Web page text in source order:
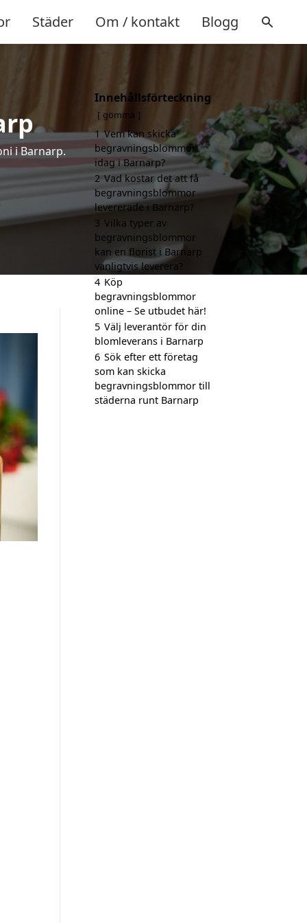
Städer Om / kontakt Blogg
i Barnarp.
Innehållsförteckning
gömma
1 Vem kan skicka
begravningsblommor
idag i Barnarp?
2 Vad kostar det att få
begravningsblommor
levererade i Barnarp?
3 Vilka typer av
begravningsblommor
kan en florist i Barnarp
vanligtvis leverera?
4 Köp
begravningsblommor
online – Se utbudet här!
5 Välj leverantör för din
blomleverans i Barnarp
6 Sök efter ett företag
som kan skicka
begravningsblommor till
städerna runt Barnarp